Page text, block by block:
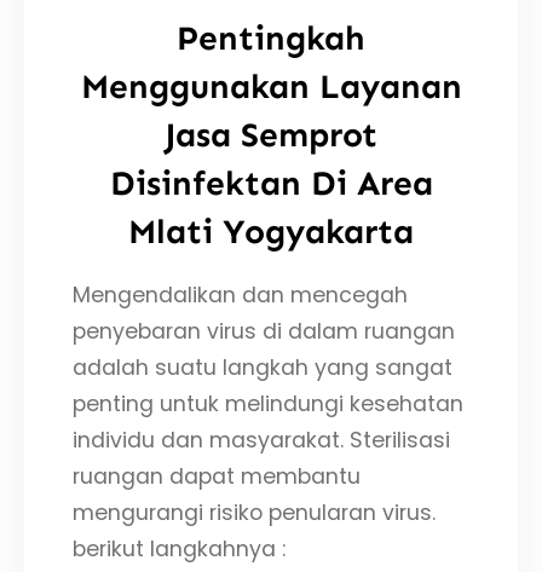
Pentingkah
Menggunakan Layanan
Jasa Semprot
Disinfektan Di Area
Mlati Yogyakarta
Mengendalikan dan mencegah
penyebaran virus di dalam ruangan
adalah suatu langkah yang sangat
penting untuk melindungi kesehatan
individu dan masyarakat. Sterilisasi
ruangan dapat membantu
mengurangi risiko penularan virus.
berikut langkahnya :